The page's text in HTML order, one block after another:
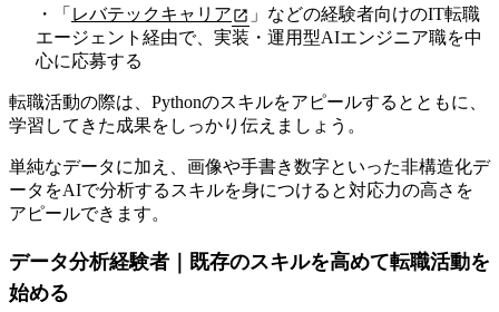
・「 レバテックキャリア
」などの経験者向けのIT転職
エージェント経由で、実装・運用型AIエンジニア職を中
心に応募する
転職活動の際は、Pythonのスキルをアピールするとともに、
学習してきた成果をしっかり伝えましょう。
単純なデータに加え、画像や手書き数字といった非構造化デ
ータをAIで分析するスキルを身につけると対応力の高さを
アピールできます。
データ分析経験者｜既存のスキルを高めて転職活動を
始める